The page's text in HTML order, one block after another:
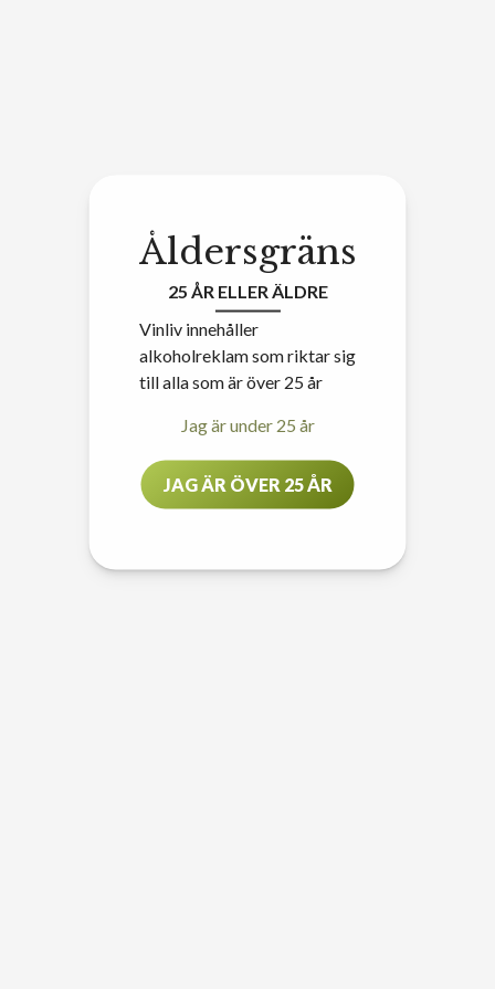
Åldersgräns
25 ÅR ELLER ÄLDRE
Vinliv innehåller
alkoholreklam som riktar sig
till alla som är över 25 år
Jag är under 25 år
JAG ÄR ÖVER 25 ÅR